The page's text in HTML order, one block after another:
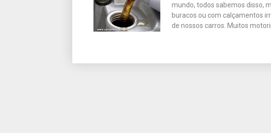
mundo, todos sabemos disso,
buracos ou com calçamentos
de nossos carros. Muitos